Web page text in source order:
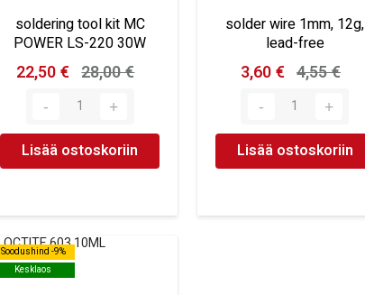
soldering tool kit MC
POWER LS-220 30W
22,50 € 28,00 €
Lisää ostoskoriin
solder wire 1mm, 12g,
lead-free
3,60 € 4,55 €
Lisää ostoskoriin
Soodushind -9%
Kesklaos
Soodushind -9%
Kesklaos